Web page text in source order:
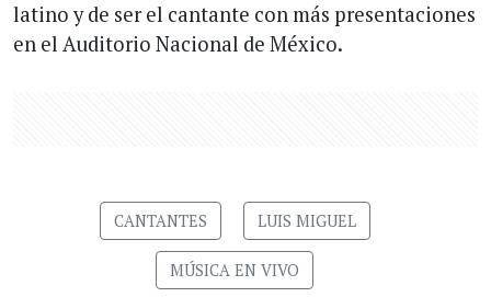
latino y de ser el cantante con más presentaciones
en el Auditorio Nacional de México.
CANTANTES LUIS MIGUEL
MÚSICA EN VIVO